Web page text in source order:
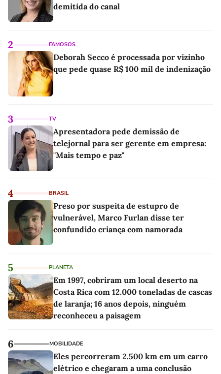
demitida do canal
2 FAMOSOS
Deborah Secco é processada por vizinho
que pede quase R$ 100 mil de indenização
3 TV
Apresentadora pede demissão de
telejornal para ser gerente em empresa:
"Mais tempo e paz"
4 BRASIL
Preso por suspeita de estupro de
vulnerável, Marco Furlan disse ter
confundido criança com namorada
5 PLANETA
Em 1997, cobriram um local deserto na
Costa Rica com 12.000 toneladas de cascas
de laranja; 16 anos depois, ninguém
reconheceu a paisagem
6 MOBILIDADE
Eles percorreram 2.500 km em um carro
elétrico e chegaram a uma conclusão